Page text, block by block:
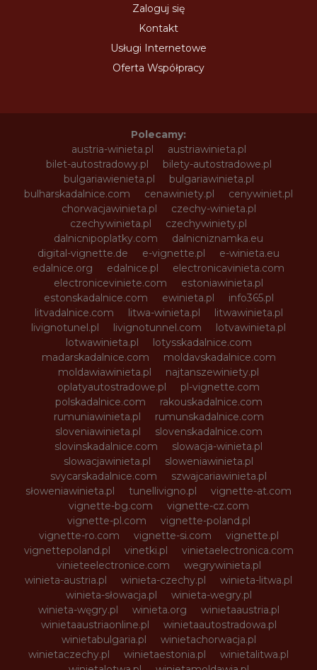
Zaloguj się
Kontakt
Usługi Internetowe
Oferta Współpracy
Polecamy:
austria-winieta.pl
austriawinieta.pl
bilet-autostradowy.pl
bilety-autostradowe.pl
bulgariawienieta.pl
bulgariawinieta.pl
bulharskadalnice.com
cenawiniety.pl
cenywiniet.pl
chorwacjawinieta.pl
czechy-winieta.pl
czechywinieta.pl
czechywiniety.pl
dalnicnipoplatky.com
dalnicniznamka.eu
digital-vignette.de
e-vignette.pl
e-winieta.eu
edalnice.org
edalnice.pl
electronicavinieta.com
electroniceviniete.com
estoniawinieta.pl
estonskadalnice.com
ewinieta.pl
info365.pl
litvadalnice.com
litwa-winieta.pl
litwawinieta.pl
livignotunel.pl
livignotunnel.com
lotvawinieta.pl
lotwawinieta.pl
lotysskadalnice.com
madarskadalnice.com
moldavskadalnice.com
moldawiawinieta.pl
najtanszewiniety.pl
oplatyautostradowe.pl
pl-vignette.com
polskadalnice.com
rakouskadalnice.com
rumuniawinieta.pl
rumunskadalnice.com
sloveniawinieta.pl
slovenskadalnice.com
slovinskadalnice.com
slowacja-winieta.pl
slowacjawinieta.pl
sloweniawinieta.pl
svycarskadalnice.com
szwajcariawinieta.pl
słoweniawinieta.pl
tunellivigno.pl
vignette-at.com
vignette-bg.com
vignette-cz.com
vignette-pl.com
vignette-poland.pl
vignette-ro.com
vignette-si.com
vignette.pl
vignettepoland.pl
vinetki.pl
vinietaelectronica.com
vinieteelectronice.com
wegrywinieta.pl
winieta-austria.pl
winieta-czechy.pl
winieta-litwa.pl
winieta-słowacja.pl
winieta-wegry.pl
winieta-węgry.pl
winieta.org
winietaaustria.pl
winietaaustriaonline.pl
winietaautostradowa.pl
winietabulgaria.pl
winietachorwacja.pl
winietaczechy.pl
winietaestonia.pl
winietalitwa.pl